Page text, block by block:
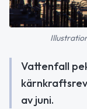
Vattenfall
av juni.